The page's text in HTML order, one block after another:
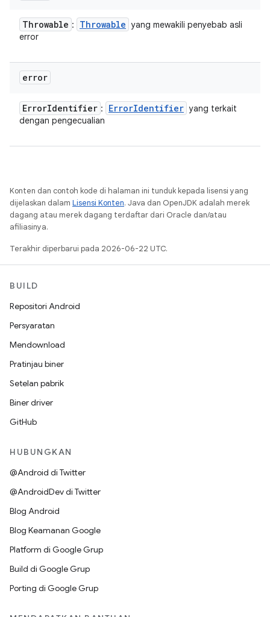
Throwable : Throwable yang mewakili penyebab asli
error
error
ErrorIdentifier : ErrorIdentifier yang terkait
dengan pengecualian
Konten dan contoh kode di halaman ini tunduk kepada lisensi yang
dijelaskan dalam Lisensi Konten. Java dan OpenJDK adalah merek
dagang atau merek dagang terdaftar dari Oracle dan/atau
afiliasinya.
Terakhir diperbarui pada 2026-06-22 UTC.
BUILD
Repositori Android
Persyaratan
Mendownload
Pratinjau biner
Setelan pabrik
Biner driver
GitHub
HUBUNGKAN
@Android di Twitter
@AndroidDev di Twitter
Blog Android
Blog Keamanan Google
Platform di Google Grup
Build di Google Grup
Porting di Google Grup